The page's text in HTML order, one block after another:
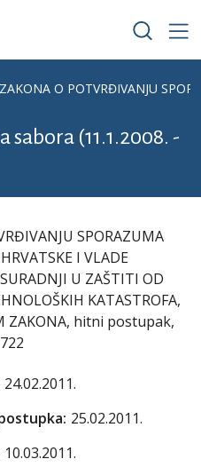
O POTVRĐIVANJU
sabora (11.1.2008. -
SPORAZUMA
I VLADE
U ZAŠTITI OD
KATASTROFA,
ZAKONA, hitni postupak,
24.02.2011.
25.02.2011.
10.03.2011.